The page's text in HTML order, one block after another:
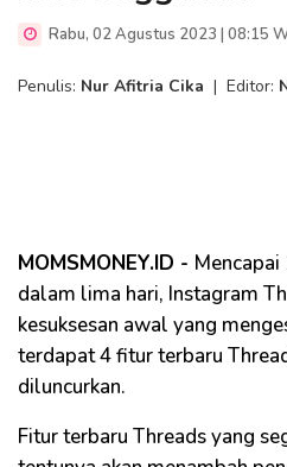
Rabu, 02 Agustus 2023 | 08:15
Penulis: Nur Afitria Cika | Editor:
MOMSMONEY.ID -
dalam lima hari, Instagram
kesuksesan awal yang
terdapat 4 fitur terbaru
diluncurkan.
Fitur terbaru Threads yang